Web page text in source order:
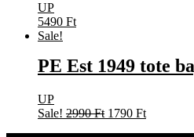
UP
5490 Ft
Sale!
PE Est 1949 tote
UP
Sale! 2990Ft Original
1790 FtCurrent